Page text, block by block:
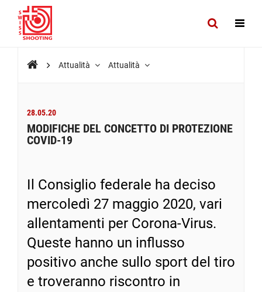
Attualità Attualità
28.05.20
MODIFICHE DEL CONCETTO DI PROTEZIONE
COVID-19
Il Consiglio federale ha deciso
mercoledì 27 maggio 2020, vari
allentamenti per Corona-Virus.
Queste hanno un influsso
positivo anche sullo sport del tiro
e troveranno riscontro in